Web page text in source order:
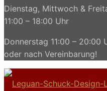
Dienstag, Mittwoch &
11:00 – 18:00 Uhr
Donnerstag 11:00 – 20:00
oder nach Vereinbarung!